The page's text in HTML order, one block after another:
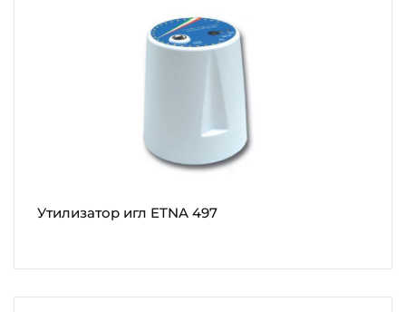
Утилизатор игл ETNA 497